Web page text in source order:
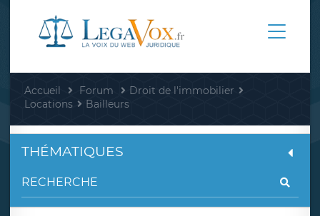
Accueil Forum
Droit de l'immobilier
Locations
Bailleurs
THÉMATIQUES